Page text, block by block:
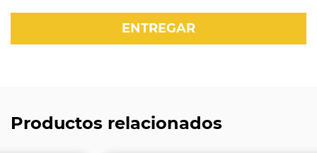
Productos relacionados